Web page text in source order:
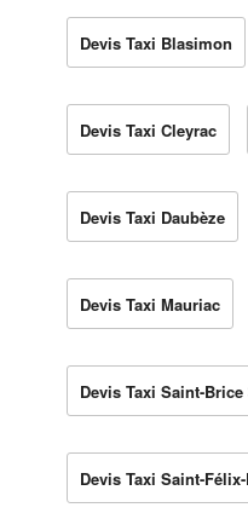
Devis Taxi Blasimon
Devis Taxi Cleyrac
Devis Taxi Daubèze
Devis Taxi Mauriac
Devis Taxi Saint-Brice
Devis Taxi Saint-